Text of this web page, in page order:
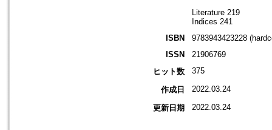
Literature 219
Indices 241
ISBN
9783943423228
ISSN
21906769
ヒット数
375
作成日 2022.03.24
更新日期 2022.03.24